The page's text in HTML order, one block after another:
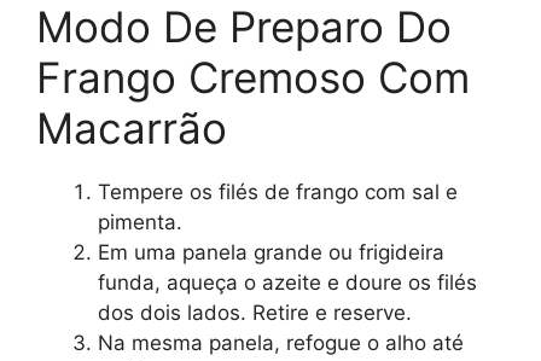
Modo De Preparo Do
Frango Cremoso Com
Macarrão
Tempere os filés de frango com sal e
pimenta.
Em uma panela grande ou frigideira
funda, aqueça o azeite e doure os filés
dos dois lados. Retire e reserve.
Na mesma panela, refogue o alho até